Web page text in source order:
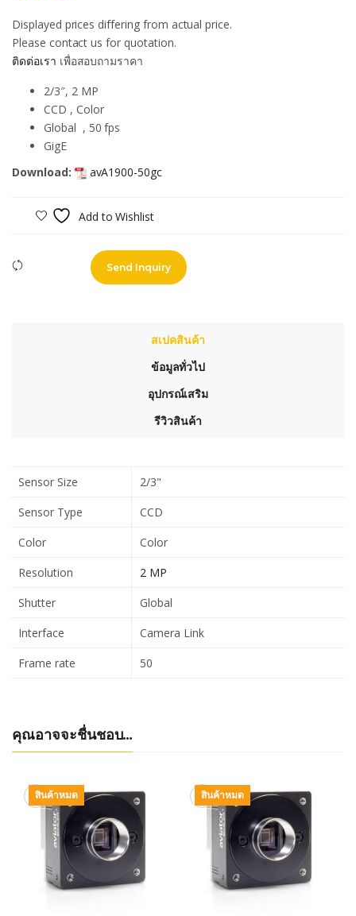
คะแนน
4.44จาก
5 คะแนน
การให้
ของลูกค้า
Displayed prices differing from actual price.
Please contact us for quotation.
ติดต่อเรา เพื่อสอบถามราคา
2/3″, 2 MP
CCD , Color
Global , 50 fps
GigE
Download:
avA1900-50gc
Add to Wishlist
Send Inquiry
สเปคสินค้า
ข้อมูลทั่วไป
อุปกรณ์เสริม
รีวิวสินค้า
Sensor Size
2/3"
Sensor Type
CCD
Color
Color
Resolution
2 MP
Shutter
Global
Interface
Camera Link
Frame rate
50
คุณอาจจะชื่นชอบ…
สินค้าหมด สินค้าหมด